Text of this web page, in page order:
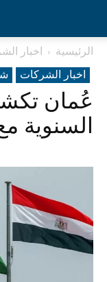
الرئيسية اخبار
اخبار الشركات
عُمان
السنوية